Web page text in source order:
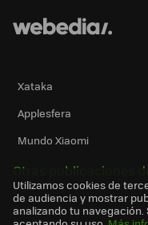
Xataka
Applesfera
Mundo Xiaomi
Otras publicaciones
Utilizamos cookies de
de audiencia y mostrar
analizando tu